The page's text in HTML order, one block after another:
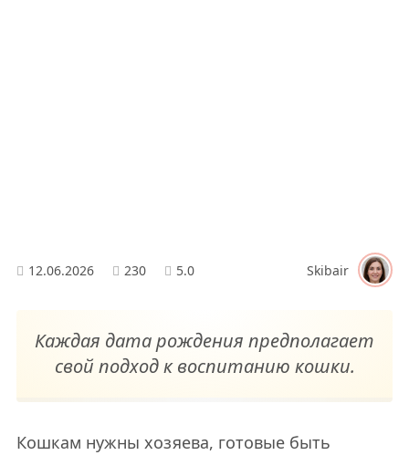
12.06.2026 230 5.0 Skibair
Каждая дата рождения предполагает
свой подход к воспитанию кошки.
Кошкам нужны хозяева, готовые быть